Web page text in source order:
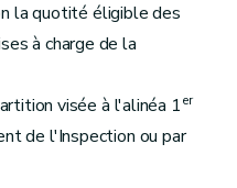
la quotité éligible des
à charge de la
visée à l'alinéa 1er
de l'Inspection ou par